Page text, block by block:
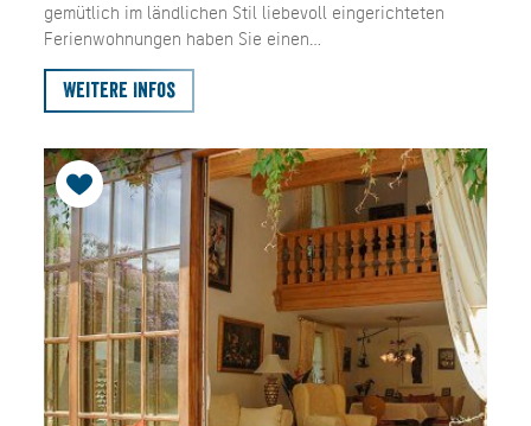
gemütlich im ländlichen Stil liebevoll eingerichteten
Ferienwohnungen haben Sie einen…
Weitere Infos